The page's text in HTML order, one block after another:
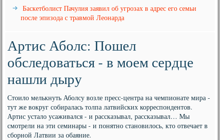
Баскетболист Пачулия заявил об угрозах в адрес его семьи
после эпизода с травмой Леонарда
Артис Аболс: Пошел
обследоваться - в моем сердце
нашли дыру
Стоило мелькнуть Аболсу возле пресс-центра на чемпионате мира -
тут же вокруг собиралась толпа латвийских корреспондентов.
Артис устало усаживался - и рассказывал, рассказывал… Мы
смотрели на эти семинары - и понятно становилось, кто отвечает в
сборной Латвии за обаяние.